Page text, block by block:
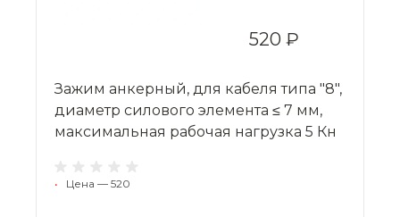
520 ₽
Зажим анкерный, для кабеля типа "8",
диаметр силового элемента ≤ 7 мм,
максимальная рабочая нагрузка 5 Кн
• Цена — 520